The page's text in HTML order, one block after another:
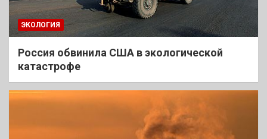
ЭКОЛОГИЯ
Россия обвинила США в экологической
катастрофе